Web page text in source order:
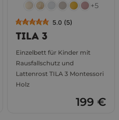
+5
5.0 (5)
TILA 3
Einzelbett für Kinder mit
Rausfallschutz und
Lattenrost TILA 3 Montessori
Holz
199 €